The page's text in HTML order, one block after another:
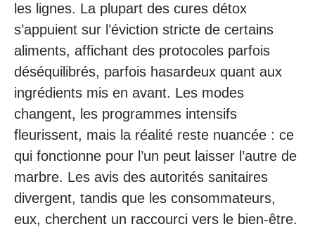
les lignes. La plupart des cures détox
s’appuient sur l’éviction stricte de certains
aliments, affichant des protocoles parfois
déséquilibrés, parfois hasardeux quant aux
ingrédients mis en avant. Les modes
changent, les programmes intensifs
fleurissent, mais la réalité reste nuancée : ce
qui fonctionne pour l’un peut laisser l’autre de
marbre. Les avis des autorités sanitaires
divergent, tandis que les consommateurs,
eux, cherchent un raccourci vers le bien-être.